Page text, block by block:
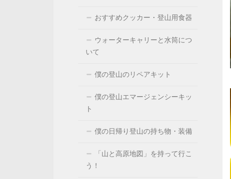
おすすめクッカー・登山用食器
ウォーターキャリーと水筒につ
いて
僕の登山のリペアキット
僕の登山エマージェンシーキッ
ト
僕の日帰り登山の持ち物・装備
「山と高原地図」を持って行こ
う！